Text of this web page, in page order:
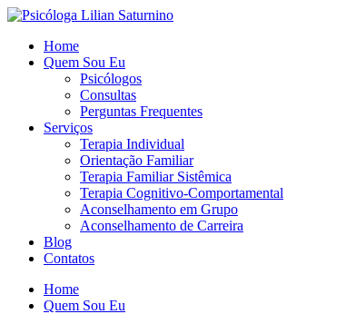
Home
Quem Sou Eu
Psicólogos
Consultas
Perguntas Frequentes
Serviços
Terapia Individual
Orientação Familiar
Terapia Familiar Sistêmica
Terapia Cognitivo-Comportamental
Aconselhamento em Grupo
Aconselhamento de Carreira
Blog
Contatos
Home
Quem Sou Eu